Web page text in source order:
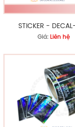
STICKER -
Giá: Liên hệ